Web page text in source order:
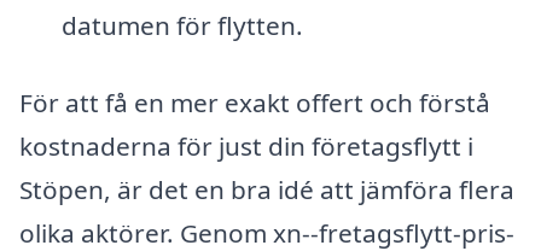
datumen för flytten.
För att få en mer exakt offert och förstå
kostnaderna för just din företagsflytt i
Stöpen, är det en bra idé att jämföra flera
olika aktörer. Genom xn--fretagsflytt-pris-